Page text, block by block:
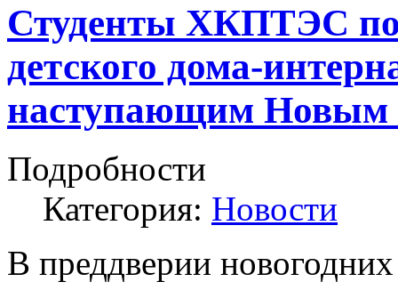
Студенты ХКПТЭС
детского дома-
наступающим Новым
Подробности
Категория: Новости
В преддверии